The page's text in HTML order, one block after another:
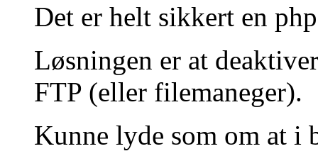
Det er helt sikkert en
Løsningen er at
FTP (eller filemaneger).
Kunne lyde som om at i